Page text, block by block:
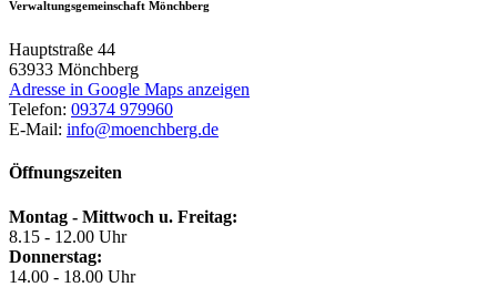
Verwaltungsgemeinschaft Mönchberg
Hauptstraße 44
63933 Mönchberg
Adresse in Google Maps anzeigen
Telefon: 09374 979960
E-Mail: info@moenchberg.de
Öffnungszeiten
Montag - Mittwoch u. Freitag:
8.15 - 12.00 Uhr
Donnerstag:
14.00 - 18.00 Uhr